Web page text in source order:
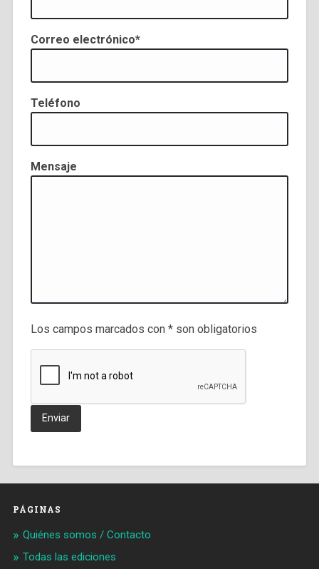
Correo electrónico*
Teléfono
Mensaje
Los campos marcados con * son obligatorios
PÁGINAS
Quiénes somos / Contacto
Todas las ediciones